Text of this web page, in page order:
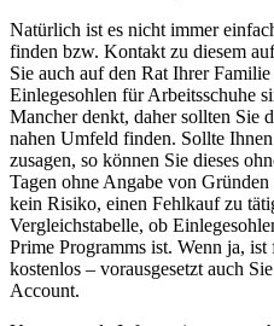
Natürlich ist es nicht immer
finden bzw. Kontakt zu diesem
Sie auch auf den Rat Ihrer
Einlegesohlen für Arbeitsschuhe
Mancher denkt, daher sollten Sie
nahen Umfeld finden. Sollte
zusagen, so können Sie dieses
Tagen ohne Angabe von
kein Risiko, einen Fehlkauf zu
Vergleichstabelle, ob
Prime Programms ist. Wenn ja,
kostenlos – vorausgesetzt auch
Account.